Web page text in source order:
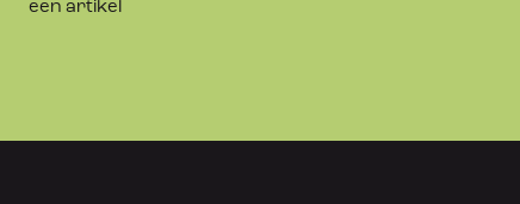
een artikel